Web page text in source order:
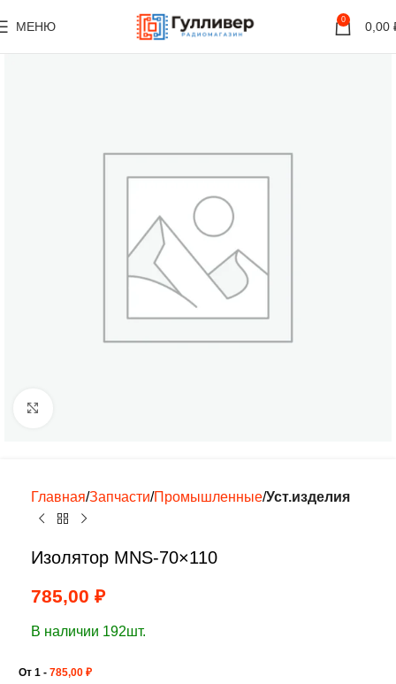
МЕНЮ 0 0,00
Главная Запчасти Промышленные Уст.изделия
Изолятор MNS-70×110
785,00 ₽
В наличии 192шт.
От 1 - 785,00 ₽